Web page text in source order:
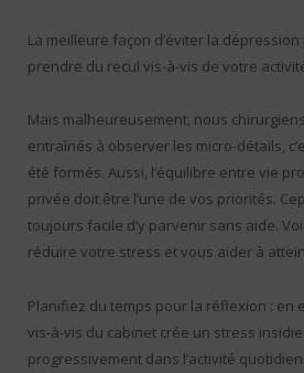
La meilleure façon d’éviter la
prendre du recul vis-à-vis de votre
Mais malheureusement, nous
entraînés à observer les micro-détails,
été formés. Aussi, l’équilibre entre vie
privée doit être l’une de vos priorités.
toujours facile d’y parvenir sans aide.
réduire votre stress et vous aider à
Planifiez du temps pour la réflexion : en
vis-à-vis du cabinet crée un stress
progressivement dans l’activité